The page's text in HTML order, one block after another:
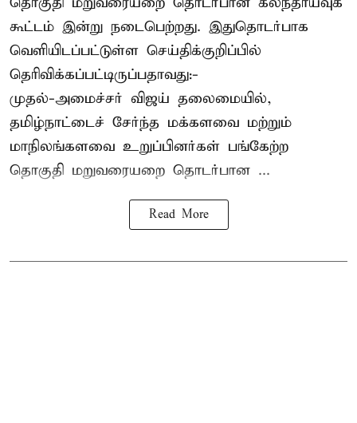
கூட்டம் இன்று நடைபெற்றது. இதுதொடர்பாக
வெளியிடப்பட்டுள்ள செய்திக்குறிப்பில்
தெரிவிக்கப்பட்டிருப்பதாவது:-
முதல்-அமைச்சர் விஜய் தலைமையில்,
தமிழ்நாட்டைச் சேர்ந்த மக்களவை மற்றும்
மாநிலங்களவை உறுப்பினர்கள் பங்கேற்ற
தொகுதி மறுவரையறை தொடர்பான ...
Read More